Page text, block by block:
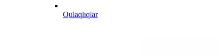
Qulaqlıqlar